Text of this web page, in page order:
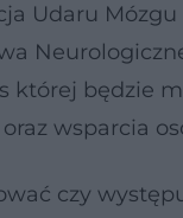
Udaru
której będzie
wsparcia
czy